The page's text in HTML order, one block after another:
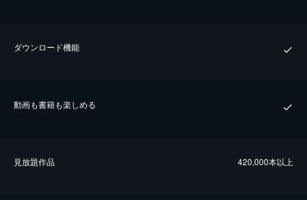
ダウンロード機能
動画も書籍も楽しめる
⾒放題作品 420,000本以上